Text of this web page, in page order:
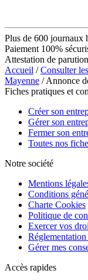
Plus de 600 journaux
Paiement 100%
Attestation de
Accueil /Consulter
Mayenne / Annonce
Fiches pratiques et
Créer son
Gérer son
Fermer son
Toutes nos
Notre société
Mentions
Conditions
Charte Cookies
Politique de
Exercer vos
Réglementation
Gérer mes
Accès rapides